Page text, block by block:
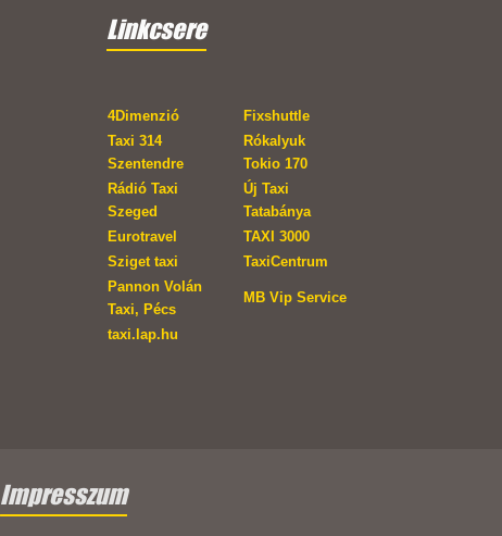
Linkcsere
4Dimenzió
Fixshuttle
Taxi 314
Szentendre
Rókalyuk
Tokio 170
Rádió Taxi
Szeged
Új Taxi
Tatabánya
Eurotravel
TAXI 3000
Sziget taxi
TaxiCentrum
Pannon Volán
Taxi, Pécs
MB Vip Service
taxi.lap.hu
Impresszum